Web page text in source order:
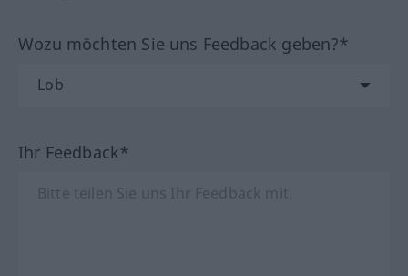
Wozu möchten Sie uns Feedback geben?*
Ihr Feedback*